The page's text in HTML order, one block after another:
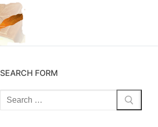
SEARCH FORM
Szukaj: